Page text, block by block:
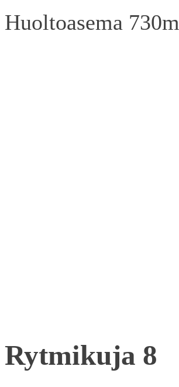
Huoltoasema 730m
Rytmikuja 8